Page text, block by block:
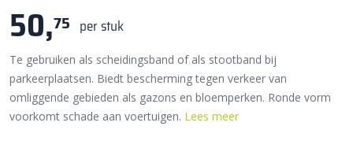
50,75 per stuk
Te gebruiken als scheidingsband of als stootband bij
parkeerplaatsen. Biedt bescherming tegen verkeer van
omliggende gebieden als gazons en bloemperken. Ronde vorm
voorkomt schade aan voertuigen. Lees meer